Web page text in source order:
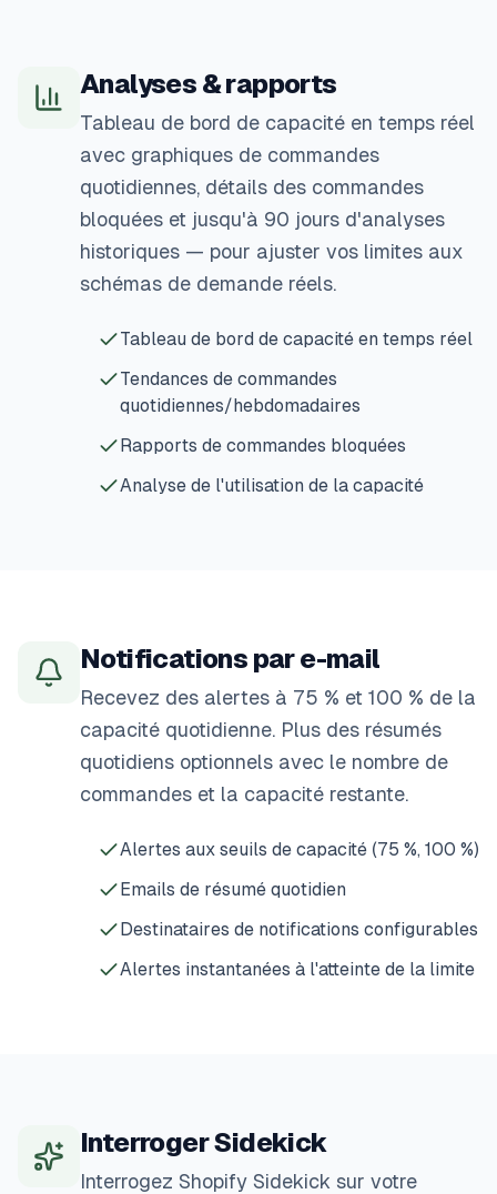
Analyses & rapports
Tableau de bord de capacité en temps réel
avec graphiques de commandes
quotidiennes, détails des commandes
bloquées et jusqu'à 90 jours d'analyses
historiques — pour ajuster vos limites aux
schémas de demande réels.
Tableau de bord de capacité en temps réel
Tendances de commandes
quotidiennes/hebdomadaires
Rapports de commandes bloquées
Analyse de l'utilisation de la capacité
Notifications par e-mail
Recevez des alertes à 75 % et 100 % de la
capacité quotidienne. Plus des résumés
quotidiens optionnels avec le nombre de
commandes et la capacité restante.
Alertes aux seuils de capacité (75 %, 100 %)
Emails de résumé quotidien
Destinataires de notifications configurables
Alertes instantanées à l'atteinte de la limite
Interroger Sidekick
Interrogez Shopify Sidekick sur votre